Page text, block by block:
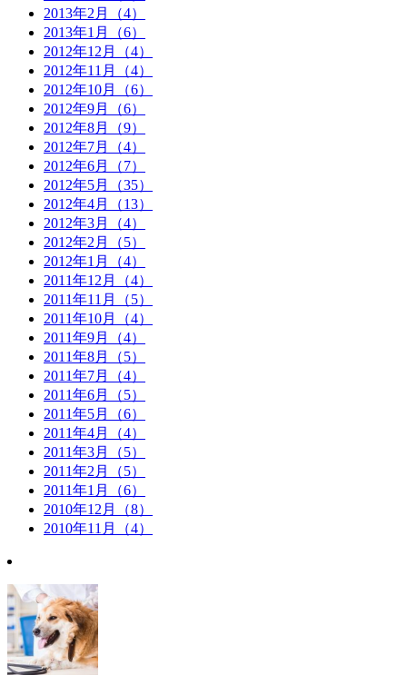
2013年2月（4）
2013年1月（6）
2012年12月（4）
2012年11月（4）
2012年10月（6）
2012年9月（6）
2012年8月（9）
2012年7月（4）
2012年6月（7）
2012年5月（35）
2012年4月（13）
2012年3月（4）
2012年2月（5）
2012年1月（4）
2011年12月（4）
2011年11月（5）
2011年10月（4）
2011年9月（4）
2011年8月（5）
2011年7月（4）
2011年6月（5）
2011年5月（6）
2011年4月（4）
2011年3月（5）
2011年2月（5）
2011年1月（6）
2010年12月（8）
2010年11月（4）